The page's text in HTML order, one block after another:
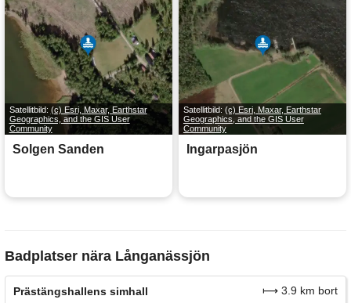
Satellitbild: (c) Esri, Maxar, Earthstar
Geographics, and the GIS User
Community
Solgen Sanden
Satellitbild: (c) Esri, Maxar, Earthstar
Geographics, and the GIS User
Community
Ingarpasjön
Badplatser nära Långanässjön
Prästängshallens simhall
⟼ 3.9 km bort